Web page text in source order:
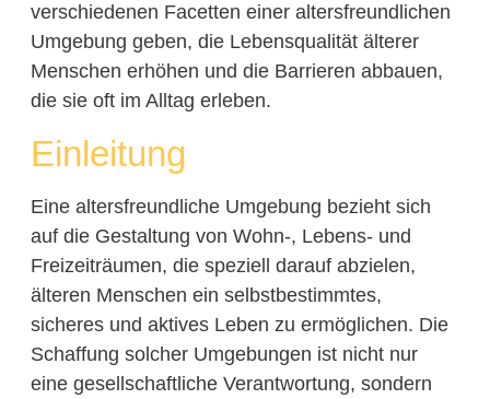
verschiedenen Facetten einer altersfreundlichen
Umgebung geben, die Lebensqualität älterer
Menschen erhöhen und die Barrieren abbauen,
die sie oft im Alltag erleben.
Einleitung
Eine altersfreundliche Umgebung bezieht sich
auf die Gestaltung von Wohn-, Lebens- und
Freizeiträumen, die speziell darauf abzielen,
älteren Menschen ein selbstbestimmtes,
sicheres und aktives Leben zu ermöglichen. Die
Schaffung solcher Umgebungen ist nicht nur
eine gesellschaftliche Verantwortung, sondern